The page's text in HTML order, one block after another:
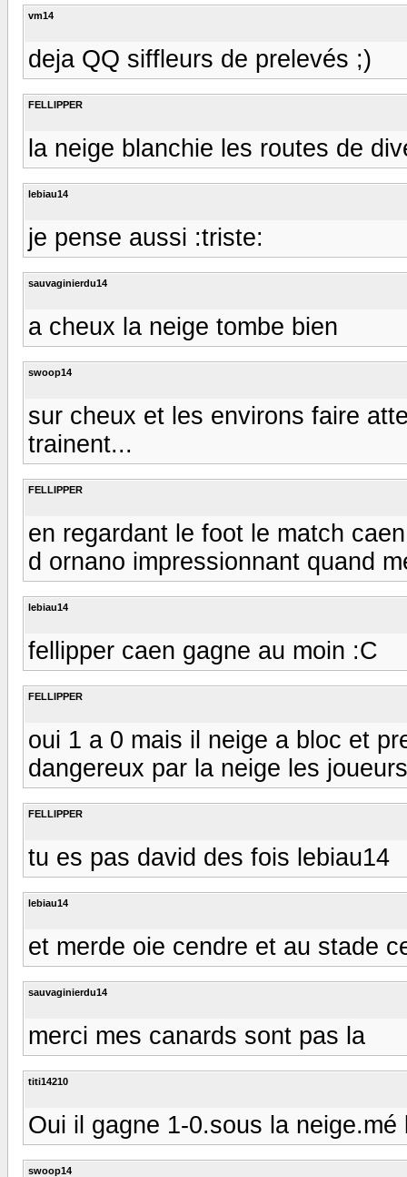
vm14
deja QQ siffleurs de prelevés ;)
FELLIPPER
la neige blanchie les routes de
lebiau14
je pense aussi :triste:
sauvaginierdu14
a cheux la neige tombe bien
swoop14
sur cheux et les environs faire
trainent...
FELLIPPER
en regardant le foot le match
d ornano impressionnant quand
lebiau14
fellipper caen gagne au moin :C
FELLIPPER
oui 1 a 0 mais il neige a bloc et
dangereux par la neige les
FELLIPPER
tu es pas david des fois lebiau14
lebiau14
et merde oie cendre et au stade
sauvaginierdu14
merci mes canards sont pas la
titi14210
Oui il gagne 1-0.sous la
swoop14